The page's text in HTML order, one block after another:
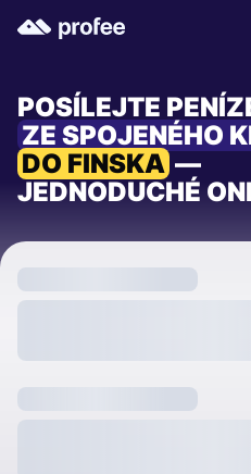
POSÍLEJTE
ZE SPOJENÉHO
DO FINSKA —
JEDNODUCHÉ